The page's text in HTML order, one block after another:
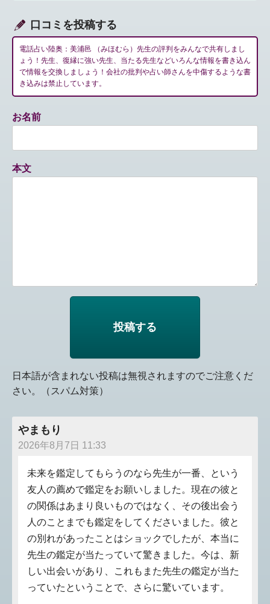
口コミを投稿する
電話占い陸奥：美浦邑 （みほむら）先生の評判をみんなで共有しまし
ょう！先生、復縁に強い先生、当たる先生などいろんな情報を書き込ん
で情報を交換しましょう！会社の批判や占い師さんを中傷するような書
き込みは禁止しています。
お名前
本文
日本語が含まれない投稿は無視されますのでご注意くだ
さい。（スパム対策）
やまもり
2026年8月7日 11:33
未来を鑑定してもらうのなら先生が一番、という
友人の薦めで鑑定をお願いしました。現在の彼と
の関係はあまり良いものではなく、その後出会う
人のことまでも鑑定をしてくださいました。彼と
の別れがあったことはショックでしたが、本当に
先生の鑑定が当たっていて驚きました。今は、新
しい出会いがあり、これもまた先生の鑑定が当た
っていたということで、さらに驚いています。